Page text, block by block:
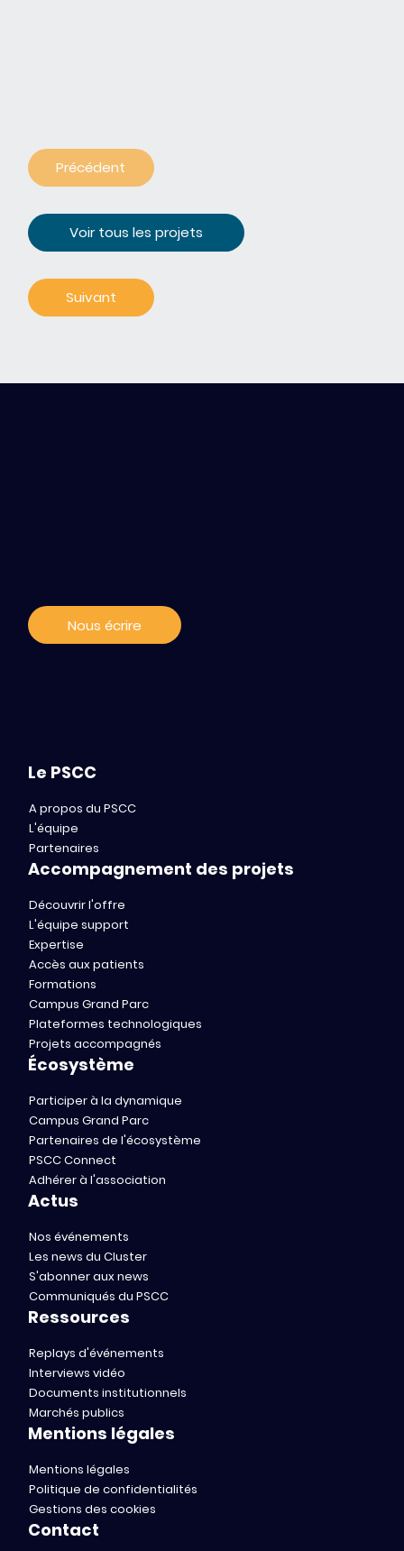
Précédent
Voir tous les projets
Nous écrire
Le PSCC
A propos du PSCC
L'équipe
Partenaires
Accompagnement des projets
Découvrir l'offre
L'équipe support
Expertise
Accès aux patients
Formations
Campus Grand Parc
Plateformes technologiques
Projets accompagnés
Écosystème
Participer à la dynamique
Campus Grand Parc
Partenaires de l'écosystème
PSCC Connect
Adhérer à l'association
Actus
Nos événements
Les news du Cluster
S'abonner aux news
Communiqués du PSCC
Ressources
Replays d'événements
Interviews vidéo
Documents institutionnels
Marchés publics
Mentions légales
Mentions légales
Politique de confidentialités
Gestions des cookies
Contact